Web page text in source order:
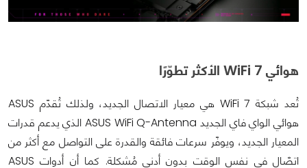
هوائي WiFi 7 الأكثر تطوّرًا
تُعد شبكة WiFi 7 هي معيار الاتصال الجديد، ولذلك تُقدّم ASUS
هوائي الواي فاي الجديد ASUS WiFi Q-Antenna الذي يدعم قدرات
المعيار الجديد، ويوفّر سرعات فائقة والقدرة على التواصل مع أكثر من
اتصّال في نفس الوقت بدون أدنى مُشكلة. كما أن أدوات ASUS